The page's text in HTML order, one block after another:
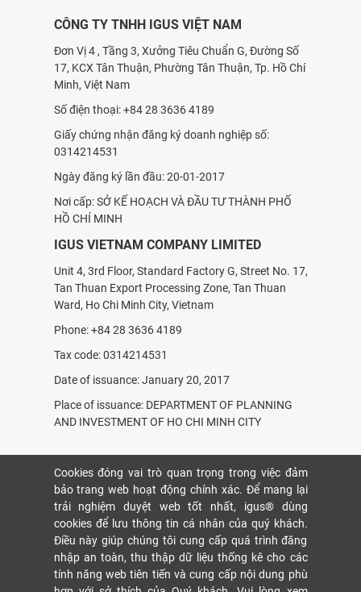
CÔNG TY TNHH IGUS VIỆT NAM
Đơn Vị 4 , Tầng 3, Xưởng Tiêu Chuẩn G, Đường Số
17, KCX Tân Thuận, Phường Tân Thuận, Tp. Hồ Chí
Minh, Việt Nam
Số điện thoại: +84 28 3636 4189
Giấy chứng nhận đăng ký doanh nghiệp số:
0314214531
Ngày đăng ký lần đầu: 20-01-2017
Nơi cấp: SỞ KẾ HOẠCH VÀ ÐẦU TƯ THÀNH PHỐ
HỒ CHÍ MINH
IGUS VIETNAM COMPANY LIMITED
Unit 4, 3rd Floor, Standard Factory G, Street No. 17,
Tan Thuan Export Processing Zone, Tan Thuan
Ward, Ho Chi Minh City, Vietnam
Phone: +84 28 3636 4189
Tax code: 0314214531
Date of issuance: January 20, 2017
Place of issuance: DEPARTMENT OF PLANNING
AND INVESTMENT OF HO CHI MINH CITY
Cookies đóng vai trò quan trọng trong việc đảm
bảo trang web hoạt động chính xác. Để mang lại
trải nghiệm duyệt web tốt nhất, igus® dùng
cookies để lưu thông tin cá nhân của quý khách.
Điều này giúp chúng tôi cung cấp quá trình đăng
nhập an toàn, thu thập dữ liệu thống kê cho các
tính năng web tiên tiến và cung cấp nội dung phù